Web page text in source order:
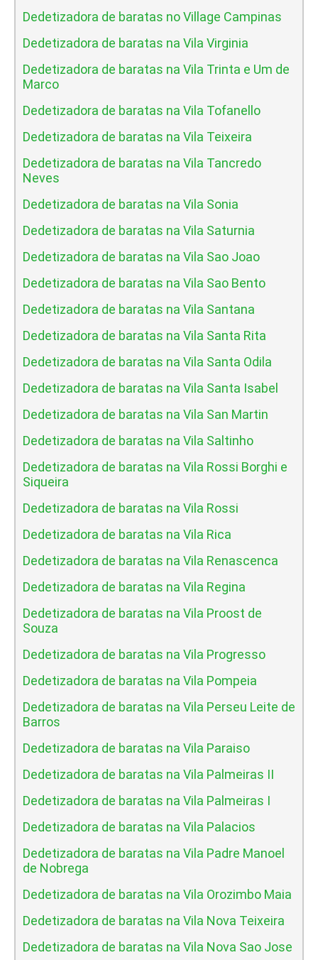
Dedetizadora de baratas no Village Campinas
Dedetizadora de baratas na Vila Virginia
Dedetizadora de baratas na Vila Trinta e Um de
Marco
Dedetizadora de baratas na Vila Tofanello
Dedetizadora de baratas na Vila Teixeira
Dedetizadora de baratas na Vila Tancredo
Neves
Dedetizadora de baratas na Vila Sonia
Dedetizadora de baratas na Vila Saturnia
Dedetizadora de baratas na Vila Sao Joao
Dedetizadora de baratas na Vila Sao Bento
Dedetizadora de baratas na Vila Santana
Dedetizadora de baratas na Vila Santa Rita
Dedetizadora de baratas na Vila Santa Odila
Dedetizadora de baratas na Vila Santa Isabel
Dedetizadora de baratas na Vila San Martin
Dedetizadora de baratas na Vila Saltinho
Dedetizadora de baratas na Vila Rossi Borghi e
Siqueira
Dedetizadora de baratas na Vila Rossi
Dedetizadora de baratas na Vila Rica
Dedetizadora de baratas na Vila Renascenca
Dedetizadora de baratas na Vila Regina
Dedetizadora de baratas na Vila Proost de
Souza
Dedetizadora de baratas na Vila Progresso
Dedetizadora de baratas na Vila Pompeia
Dedetizadora de baratas na Vila Perseu Leite de
Barros
Dedetizadora de baratas na Vila Paraiso
Dedetizadora de baratas na Vila Palmeiras II
Dedetizadora de baratas na Vila Palmeiras I
Dedetizadora de baratas na Vila Palacios
Dedetizadora de baratas na Vila Padre Manoel
de Nobrega
Dedetizadora de baratas na Vila Orozimbo Maia
Dedetizadora de baratas na Vila Nova Teixeira
Dedetizadora de baratas na Vila Nova Sao Jose